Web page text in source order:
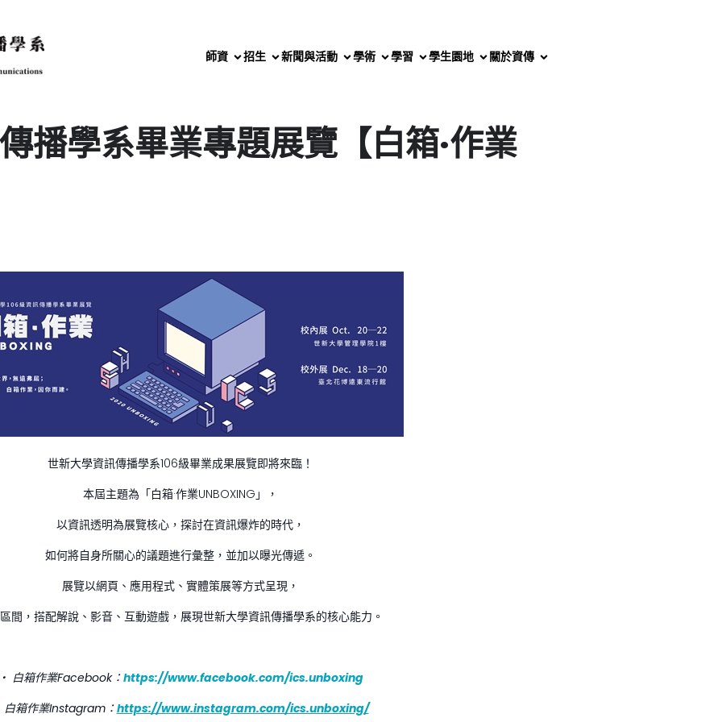
師資 招生 新聞與活動 學術 學習 學生園地 關於資傳
播學系畢業專題展覽【白箱·作業
世新大學資訊傳播學系106級畢業成果展覽即將來臨！
本屆主題為「白箱·作業UNBOXING」，
以資訊透明為展覽核心，探討在資訊爆炸的時代，
如何將自身所關心的議題進行彙整，並加以曝光傳遞。
展覽以網頁、應用程式、實體策展等方式呈現，
間，搭配解說、影音、互動遊戲，展現世新大學資訊傳播學系的核心能力。
白箱作業Facebook：https://www.facebook.com/ics.unboxing
箱作業Instagram：https://www.instagram.com/ics.unboxing/